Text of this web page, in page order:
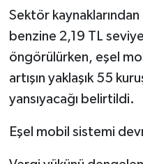
Sektör
benzine 2,19 TL
öngörülürken, eşel
artışın yaklaşık 55
yansıyacağı belirtildi.
Eşel mobil sistemi